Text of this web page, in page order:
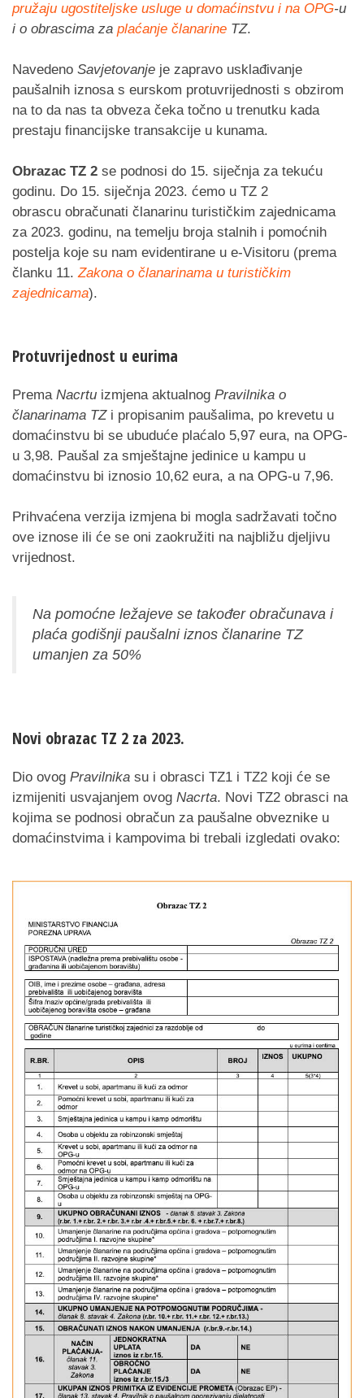
pružaju ugostiteljske usluge u domaćinstvu i na OPG-u
i o obrascima za plaćanje članarine TZ.
Navedeno Savjetovanje je zapravo usklađivanje
paušalnih iznosa s eurskom protuvrijednosti s obzirom
na to da nas ta obveza čeka točno u trenutku kada
prestaju financijske transakcije u kunama.
Obrazac TZ 2 se podnosi do 15. siječnja za tekuću
godinu. Do 15. siječnja 2023. ćemo u TZ 2
obrascu obračunati članarinu turističkim zajednicama
za 2023. godinu, na temelju broja stalnih i pomoćnih
postelja koje su nam evidentirane u e-Visitoru (prema
članku 11.Zakona o članarinama u turističkim
zajednicama).
Protuvrijednost u eurima
Prema Nacrtu izmjena aktualnog Pravilnika o
članarinama TZ i propisanim paušalima, po krevetu u
domaćinstvu bi se ubuduće plaćalo 5,97 eura, na OPG-
u 3,98. Paušal za smještajne jedinice u kampu u
domaćinstvu bi iznosio 10,62 eura, a na OPG-u 7,96.
Prihvaćena verzija izmjena bi mogla sadržavati točno
ove iznose ili će se oni zaokružiti na najbližu djeljivu
vrijednost.
Na pomoćne ležajeve se također obračunava i
plaća godišnji paušalni iznos članarine TZ
umanjen za 50%
Novi obrazac TZ 2 za 2023.
Dio ovog Pravilnika su i obrasci TZ1 i TZ2 koji će se
izmijeniti usvajanjem ovog Nacrta. Novi TZ2 obrasci na
kojima se podnosi obračun za paušalne obveznike u
domaćinstvima i kampovima bi trebali izgledati ovako: